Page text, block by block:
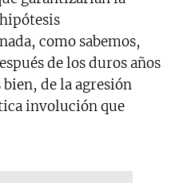
como sabemos,
de los duros años
de la agresión
involución que